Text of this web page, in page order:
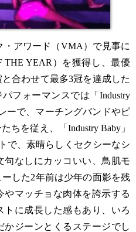
アワード（VMA）で見事に
THE YEAR）を獲得し、最優
合わせて最多3冠を達成した
フォーマンスでは「Industry
ーで、マーチングバンドやピ
ちを従え、「Industry Baby」
で、素晴らしくセクシーなシ
句なしにカッコいい、鳥肌モ
した2年前は少年の面影を残
マッチョな肉体を誇示する
に成長した感もあり、いろ
かジーンとくるステージでし